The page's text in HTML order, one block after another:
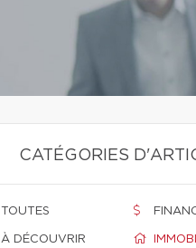
CATÉGORIES
TOUTES
À DÉCOUVRIR